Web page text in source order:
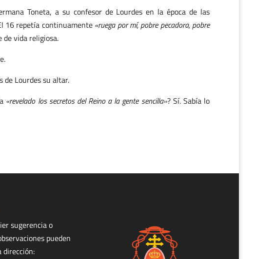
Toneta, a su confesor de Lourdes en la época de las
16 repetía continuamente «ruega por mí, pobre pecadora, pobre
de vida religiosa.
de Lourdes su altar.
«revelado los secretos del Reino a la gente sencilla»? Sí. Sabía lo
sugerencia o
pueden
dirección: